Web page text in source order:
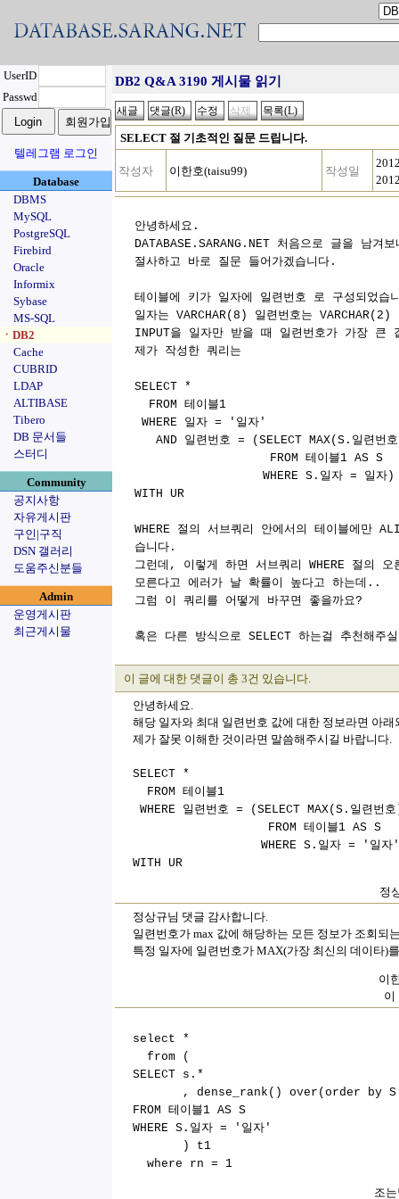
UserID
Passwd
텔레그램 로그인
Database
DBMS
MySQL
PostgreSQL
Firebird
Oracle
Informix
Sybase
MS-SQL
ㆍDB2
Cache
CUBRID
LDAP
ALTIBASE
Tibero
DB 문서들
스터디
Community
공지사항
자유게시판
구인|구직
DSN 갤러리
도움주신분들
Admin
운영게시판
최근게시물
DB2 Q&A 3190 게시물 읽기
SELECT 절 기초적인 질문 드립니다.
작성자 이한호(taisu99) 작성일
안녕하세요.
DATABASE.SARANG.NET 처음으로 글을 남겨
절사하고 바로 질문 들어가겠습니다.
테이블에 키가 일자에 일련번호 로 구성되었습
일자는 VARCHAR(8) 일련번호는
INPUT을 일자만 받을 때 일련번호가 가장 큰
제가 작성한 쿼리는
SELECT *
FROM 테이블1
WHERE 일자 = '일자'
AND 일련번호 = (SELECT MAX(S.일련번
FROM 테이블1 AS S
WHERE S.일자 = 일자)
WITH UR
WHERE 절의 서브쿼리 안에서의 테이블에만
습니다.
그런데, 이렇게 하면 서브쿼리 WHERE 절의
모른다고 에러가 날 확률이 높다고 하는데..
그럼 이 쿼리를 어떻게 바꾸면 좋을까요?
혹은 다른 방식으로 SELECT 하는걸 추천해주
이 글에 대한 댓글이 총 3건 있습니다.
안녕하세요.
해당 일자와 최대 일련번호 값에 대한 정보라면 아
제가 잘못 이해한 것이라면 말씀해주시길 바랍니다.
SELECT *
FROM 테이블1
WHERE 일련번호 = (SELECT MAX(S.일련번
FROM 테이블1 AS S
WHERE S.일자 = '일자
WITH UR
정
정상규님 댓글 감사합니다.
일련번호가 max 값에 해당하는 모든 정보가 조회되
특정 일자에 일련번호가 MAX(가장 최신의 데이타)
이
이
select *
from (
SELECT s.*
, dense_rank() over(order by S.
FROM 테이블1 AS S
WHERE S.일자 = '일자'
) t1
where rn = 1
조